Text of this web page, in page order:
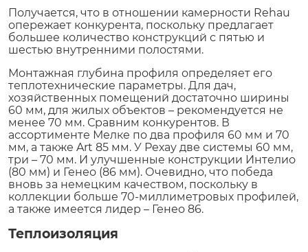
Получается, что в отношении камерности Rehau
опережает конкурента, поскольку предлагает
большее количество конструкций с пятью и
шестью внутренними полостями.
Монтажная глубина профиля определяет его
теплотехнические параметры. Для дач,
хозяйственных помещений достаточно ширины
60 мм, для жилых объектов – рекомендуется не
менее 70 мм. Сравним конкурентов. В
ассортименте Мелке по два профиля 60 мм и 70
мм, а также Art 85 мм. У Рехау две системы 60 мм,
три – 70 мм. И улучшенные конструкции Интелио
(80 мм) и Генео (86 мм). Очевидно, что победа
вновь за немецким качеством, поскольку в
коллекции больше 70-миллиметровых профилей,
а также имеется лидер – Генео 86.
Теплоизоляция